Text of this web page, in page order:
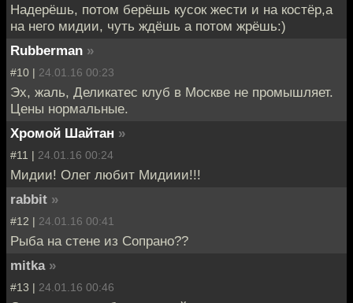
Надерёшь, потом берёшь кусок жести и на костёр,а
на него мидии, чуть ждёшь а потом жрёшь:)
Rubberman »
#10 | 24.01.16 00:23
Эх, жаль, Деликатес клуб в Москве не промышляет.
Цены нормальные.
Хромой Шайтан »
#11 | 24.01.16 00:24
Мидии! Олег любит Мидиии!!!
rabbit »
#12 | 24.01.16 00:41
Рыба на стене из Сопрано??
mitka »
#13 | 24.01.16 00:46